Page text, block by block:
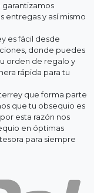
garantizamos
entregas y así mismo
es fácil desde
donde puedes
orden de regalo y
rápida para tu
que forma parte
que tu obsequio es
esta razón nos
en óptimas
para siempre